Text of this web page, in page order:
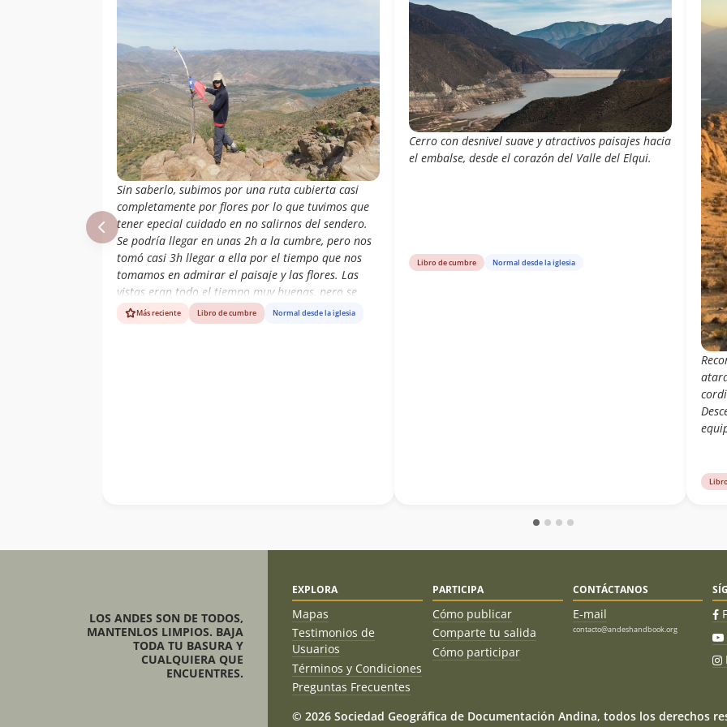
Sin saberlo, subimos por una ruta cubierta casi
completamente por flores por lo que tuvimos que
tener epecial cuidado en no salirnos del sendero.
Se podría llegar en unas 2h a la cumbre, pero nos
tomó casi 3h llegar a ella por el tiempo que nos
tomamos en admirar el paisaje y las flores. Las
vistas eran todo el tiempo muy buenas, pero se
notaba que el embalse está a media capacidad.
Cerro muy recomendable para hacer por el día si
Más reciente Libro de cumbre Normal desde la iglesia
Cerro con desnivel suave y atractivos paisajes hacia
el embalse, desde el corazón del Valle del Elqui.
Libro de cumbre Normal desde la iglesia
LOS ANDES SON DE TODOS,
MANTENLOS LIMPIOS. BAJA
TODA TU BASURA Y
CUALQUIERA QUE
ENCUENTRES.
EXPLORA
Mapas
Testimonios de
Usuarios
Términos y Condiciones
Preguntas Frecuentes
PARTICIPA
Cómo publicar
Comparte tu salida
Cómo participar
CONTÁCTANOS
E-mail
contacto@andeshandbook.org
© 2026 Sociedad Geográfica de Documentación Andina, todos los derechos